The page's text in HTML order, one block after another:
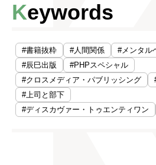
Keywords
#書籍抜粋 #人間関係
#メンタル
#辰巳出版
#PHPスペシャル
#クロスメディア・パブリッシング
#上司と部下
#ディスカヴァー・トゥエンティワン